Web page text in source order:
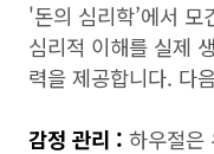
'돈의 심리학’에서
심리적 이해를 실제
력을 제공합니다. 다
감정 관리 : 하우절은